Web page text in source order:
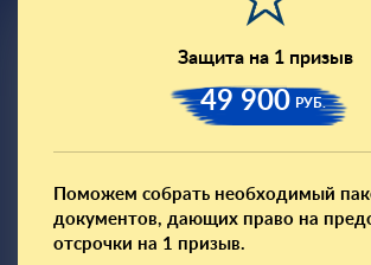
Защита на 1 призыв
49 900 РУБ.
Поможем собрать необходимый
документов, дающих право на
отсрочки на 1 призыв.